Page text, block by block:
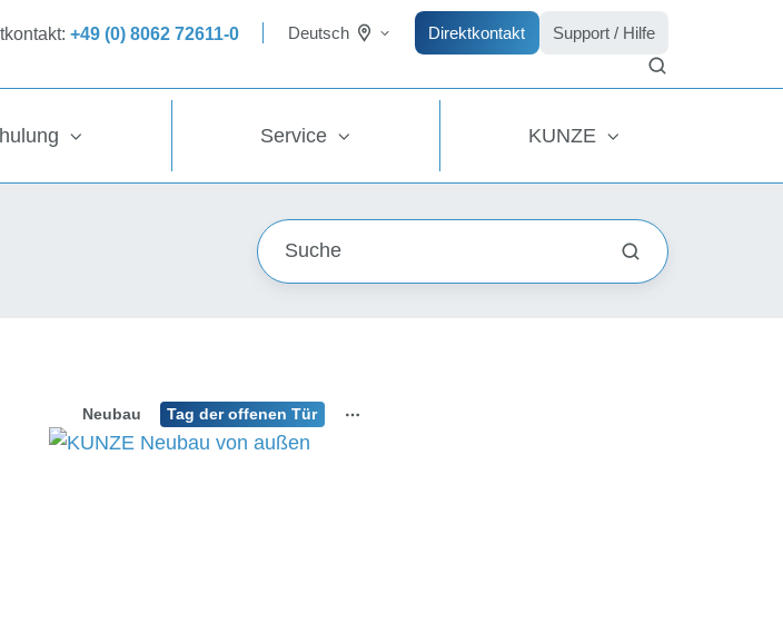
+49 (0) 8062 72611-0 Deutsch Direktkontakt Support / Hilfe
Service KUNZE
Neubau Tag der offenen Tür